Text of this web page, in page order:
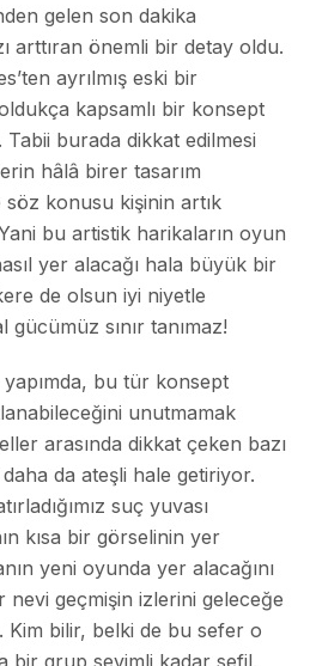
gelen son dakika
arttıran önemli bir detay oldu.
ayrılmış eski bir
oldukça kapsamlı bir konsept
Tabii burada dikkat edilmesi
hâlâ birer tasarım
söz konusu kişinin artık
bu artistik harikaların oyun
yer alacağı hala büyük bir
de olsun iyi niyetle
sınır tanımaz!
bu tür konsept
unutmamak
arasında dikkat çeken bazı
da ateşli hale getiriyor.
suç yuvası
kısa bir görselinin yer
yeni oyunda yer alacağını
geçmişin izlerini geleceğe
Kim bilir, belki de bu sefer o
bir grup sevimli kadar sefil,